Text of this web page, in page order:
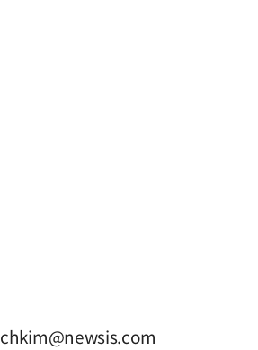
chkim@newsis.com